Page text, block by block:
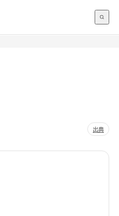
出典